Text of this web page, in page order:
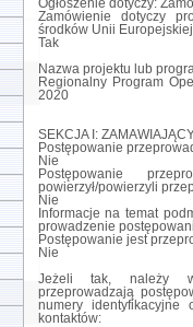
Ogłoszenie dotyczy:
Zamówienie dotyczy
środków Unii Europejskiej
Tak
Nazwa projektu lub
Regionalny Program
2020
SEKCJA I:
Postępowanie
Nie
Postępowanie
powierzył/powierzyli
Nie
Informacje na temat
prowadzenie
Postępowanie jest
Nie
Jeżeli tak, należy
przeprowadzają
numery
kontaktów: